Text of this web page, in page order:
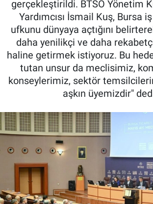
gerçekleştirildi. BTSO Yönetim
Yardımcısı İsmail Kuş, Bursa iş
ufkunu dünyaya açtığını
daha yenilikçi ve daha
haline getirmek istiyoruz. Bu
tutan unsur da meclisimiz,
konseylerimiz, sektör
aşkın üyemizdir"
Kadın & Aile
Kültür & Sanat
Sağlık
Teknoloji
Yazarlar
Astroloji-Rüya